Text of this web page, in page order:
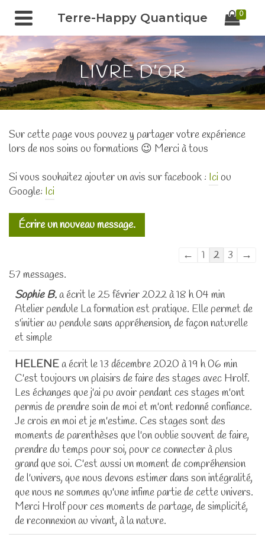
Terre-Happy Quantique 0
LIVRE D’OR
Sur cette page vous pouvez y partager votre expérience
lors de nos soins ou formations 😉 Merci à tous
Si vous souhaitez ajouter un avis sur facebook : Ici ou
Google: Ici
Navigation
liste
du
livre
← 1 2 3
→
57 messages.
Sophie B.a écrit le25 février 2022à18 h 04 min
Atelier pendule La formation est pratique. Elle permet de
s'initier au pendule sans appréhension, de façon naturelle
et simple
HELENEa écrit le13 décembre 2020 à19 h 06 min
C'est toujours un plaisirs de faire des stages avec Hrolf.
Les échanges que j'ai pu avoir pendant ces stages m'ont
permis de prendre soin de moi et m'ont redonné confiance.
Je crois en moi et je m'estime. Ces stages sont des
moments de parenthèses que l'on oublie souvent de faire,
prendre du temps pour soi, pour ce connecter à plus
grand que soi. C'est aussi un moment de compréhension
de l'univers, que nous devons estimer dans son intégralité,
que nous ne sommes qu'une infime partie de cette univers.
Merci Hrolf pour ces moments de partage, de simplicité,
de reconnexion au vivant, à la nature.